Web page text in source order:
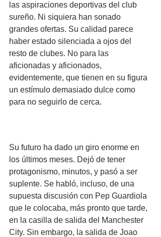
las aspiraciones deportivas del club
sureño. Ni siquiera han sonado
grandes ofertas. Su calidad parece
haber estado silenciada a ojos del
resto de clubes. No para las
aficionadas y aficionados,
evidentemente, que tienen en su figura
un estímulo demasiado dulce como
para no seguirlo de cerca.
Su futuro ha dado un giro enorme en
los últimos meses. Dejó de tener
protagonismo, minutos, y pasó a ser
suplente. Se habló, incluso, de una
supuesta discusión con Pep Guardiola
que le colocaba, más pronto que tarde,
en la casilla de salida del Manchester
City. Sin embargo, la salida de Joao